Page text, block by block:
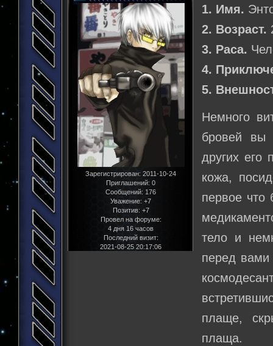
Зарегистрирован: 2011-10-24
Приглашений: 0
Сообщений: 176
Уважение: +7
Позитив: +7
Провел на форуме:
4 дня 16 часов
Последний визит:
2021-08-25 20:17:06
1. Имя.
2. Возраст.
3. Раса.
4.
5.
Немного
бровей вы
других его
кожа,
первое что
тело и
перед вами
плаще,
плаща.